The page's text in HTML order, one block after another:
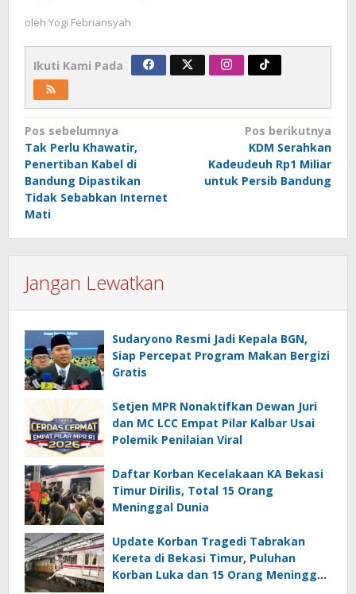
oleh Yogi Febriansyah
Ikuti Kami Pada
Navigasi
pos
Pos sebelumnya
Tak Perlu Khawatir,
Penertiban Kabel di
Bandung Dipastikan
Tidak Sebabkan Internet
Mati
Pos berikutnya
KDM Serahkan
Kadeudeuh Rp1 Miliar
untuk Persib Bandung
Jangan Lewatkan
Sudaryono Resmi Jadi Kepala BGN,
Siap Percepat Program Makan Bergizi
Gratis
Setjen MPR Nonaktifkan Dewan Juri
dan MC LCC Empat Pilar Kalbar Usai
Polemik Penilaian Viral
Daftar Korban Kecelakaan KA Bekasi
Timur Dirilis, Total 15 Orang
Meninggal Dunia
Update Korban Tragedi Tabrakan
Kereta di Bekasi Timur, Puluhan
Korban Luka dan 15 Orang Meninggal